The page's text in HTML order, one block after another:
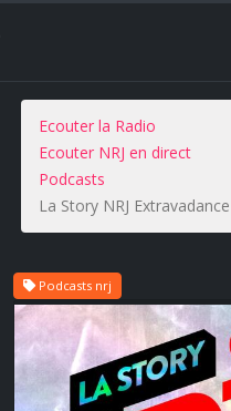
Ecouter la Radio
Ecouter NRJ en direct
Podcasts
La Story NRJ Extravadance
Podcasts nrj